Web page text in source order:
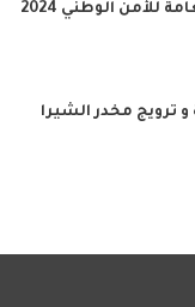
للأمن الوطني 2024
مخدر الشيرا